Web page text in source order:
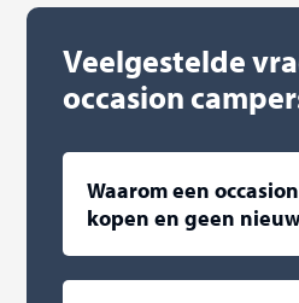
Veelgestelde
occasion
Waarom een
kopen en geen